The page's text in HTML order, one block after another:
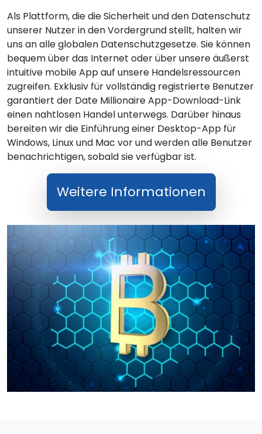
Als Plattform, die die Sicherheit und den Datenschutz
unserer Nutzer in den Vordergrund stellt, halten wir
uns an alle globalen Datenschutzgesetze. Sie können
bequem über das Internet oder über unsere äußerst
intuitive mobile App auf unsere Handelsressourcen
zugreifen. Exklusiv für vollständig registrierte Benutzer
garantiert der Date Millionaire App-Download-Link
einen nahtlosen Handel unterwegs. Darüber hinaus
bereiten wir die Einführung einer Desktop-App für
Windows, Linux und Mac vor und werden alle Benutzer
benachrichtigen, sobald sie verfügbar ist.
Weitere Informationen